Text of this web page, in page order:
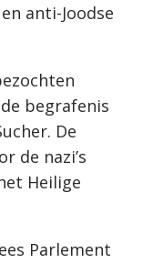
anti-Joodse
begrafenis
De
de nazi’s
Heilige
Parlement